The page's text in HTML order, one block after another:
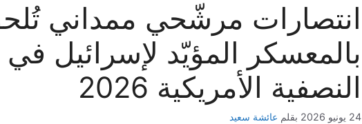
انتصارات مرشّحي ممداني
بالمعسكر المؤيّد لإسرائيل في
النصفية الأمريكية 2026
24 يونيو 2026 بقلم عائشة سعيد